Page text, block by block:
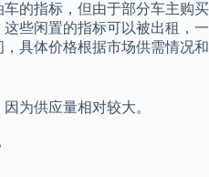
的指标，但由于部分车主购买
些闲置的指标可以被出租，一
具体价格根据市场供需情况和
为供应量相对较大。